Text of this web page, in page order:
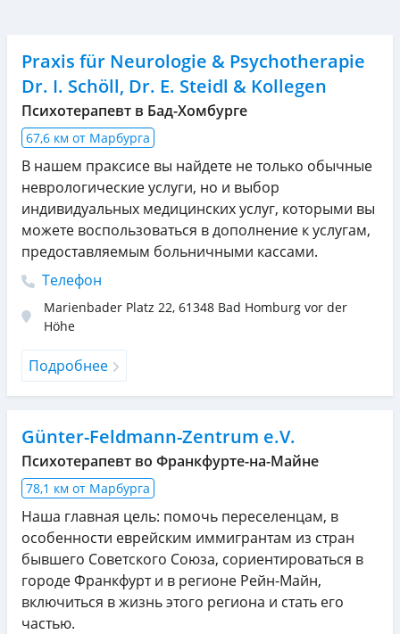
Praxis für Neurologie & Psychotherapie
Dr. I. Schöll, Dr. E. Steidl & Kollegen
Психотерапевт в Бад-Хомбурге
67,6 км от Марбурга
В нашем праксисе вы найдете не только обычные
неврологические услуги, но и выбор
индивидуальных медицинских услуг, которыми вы
можете воспользоваться в дополнение к услугам,
предоставляемым больничными кассами.
Телефон
Marienbader Platz 22, 61348 Bad Homburg vor der
Höhe
Подробнее
Günter-Feldmann-Zentrum e.V.
Психотерапевт во Франкфурте-на-Майне
78,1 км от Марбурга
Наша главная цель: помочь переселенцам, в
особенности еврейским иммигрантам из стран
бывшего Советского Союза, сориентироваться в
городе Франкфурт и в регионе Рейн-Майн,
включиться в жизнь этого региона и стать его
частью.